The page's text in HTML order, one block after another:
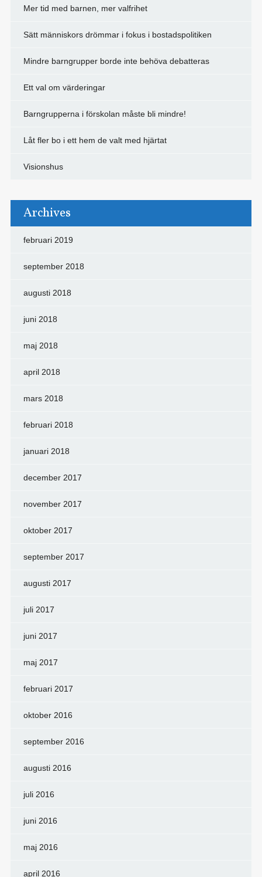
Mer tid med barnen, mer valfrihet
Sätt människors drömmar i fokus i bostadspolitiken
Mindre barngrupper borde inte behöva debatteras
Ett val om värderingar
Barngrupperna i förskolan måste bli mindre!
Låt fler bo i ett hem de valt med hjärtat
Visionshus
Archives
februari 2019
september 2018
augusti 2018
juni 2018
maj 2018
april 2018
mars 2018
februari 2018
januari 2018
december 2017
november 2017
oktober 2017
september 2017
augusti 2017
juli 2017
juni 2017
maj 2017
februari 2017
oktober 2016
september 2016
augusti 2016
juli 2016
juni 2016
maj 2016
april 2016